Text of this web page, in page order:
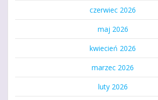
czerwiec 2026
maj 2026
kwiecień 2026
marzec 2026
luty 2026